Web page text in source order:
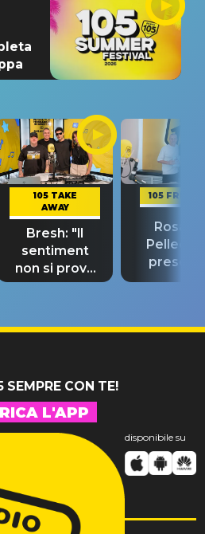
105 TAKE
AWAY
Bresh: "Il
sentiment
non si prova
fino alla notte
105
Rosario
“Così
SEMPRE CON TE!
L'APP
disponibile su